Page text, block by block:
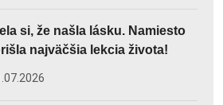
si, že našla lásku. Namiesto
najväčšia lekcia života!